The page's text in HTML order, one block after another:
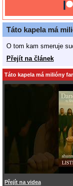
Táto kapela má
O tom kam smeruje
Přejít na článek
Táto kapela má milióny
Přejít na videa